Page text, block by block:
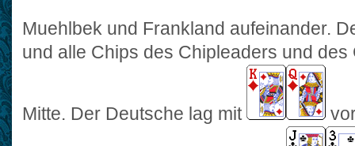
Muehlbek und Frankland aufeinander.
und alle Chips des Chipleaders und
Mitte. Der Deutsche lag mit